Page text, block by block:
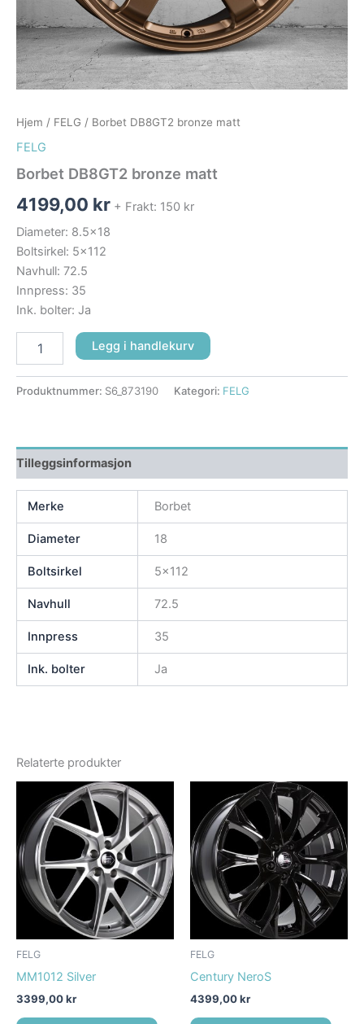
Hjem / FELG / Borbet DB8GT2 bronze matt
FELG
Borbet DB8GT2 bronze matt
4199,00 kr + Frakt: 150 kr
Diameter: 8.5×18
Boltsirkel: 5×112
Navhull: 72.5
Innpress: 35
Ink. bolter: Ja
Legg i handlekurv
Produktnummer: S6_873190 Kategori: FELG
Tilleggsinformasjon
Merke Borbet
Diameter 18
Boltsirkel 5×112
Navhull 72.5
Innpress 35
Ink. bolter Ja
Relaterte produkter
FELG
MM1012 Silver
3399,00kr
FELG
Century NeroS
4399,00kr